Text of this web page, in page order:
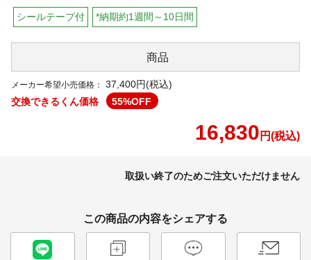
シールテープ付 *納期約1週間～10日間
商品
メーカー希望小売価格：
37,400円(税込)
交換できるくん価格
55%OFF
16,830 円(税込)
取扱い終了のためご注文いただけません
この商品の内容をシェアする